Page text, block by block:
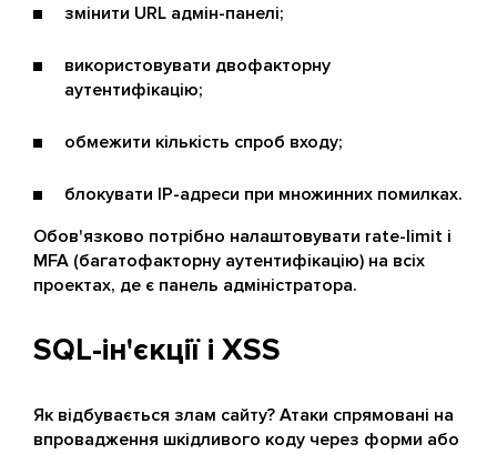
змінити URL адмін-панелі;
використовувати двофакторну
аутентифікацію;
обмежити кількість спроб входу;
блокувати IP-адреси при множинних помилках.
Обов'язково потрібно налаштовувати rate-limit і
MFA (багатофакторну аутентифікацію) на всіх
проектах, де є панель адміністратора.
SQL-ін'єкції і XSS
Як відбувається злам сайту? Атаки спрямовані на
впровадження шкідливого коду через форми або